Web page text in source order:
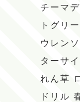
チーマ
トグリ
ウレン
ターサイ
れん草
ドリル